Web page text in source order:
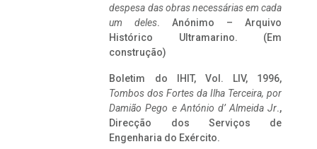
despesa das obras necessárias em cada
um deles. Anónimo – Arquivo
Histórico Ultramarino. (Em
construção)
Boletim do IHIT, Vol. LIV, 1996,
Tombos dos Fortes da Ilha Terceira, por
Damião Pego e António d’ Almeida Jr.,
Direcção dos Serviços de
Engenharia do Exército.